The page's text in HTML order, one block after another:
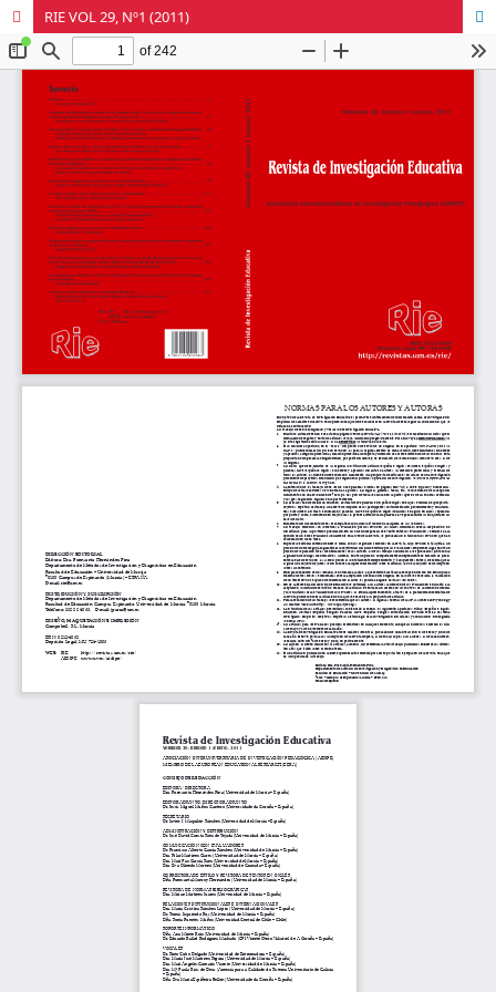
RIE VOL 29, Nº1 (2011)